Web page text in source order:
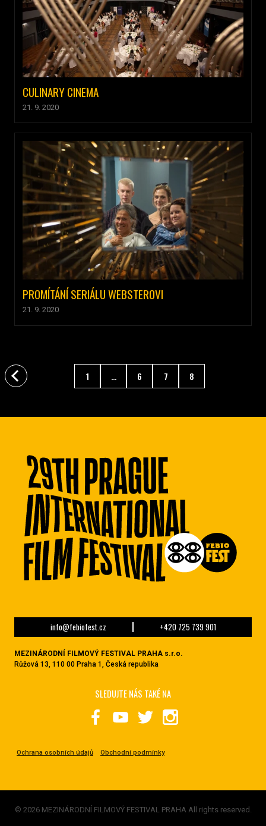
CULINARY CINEMA
21. 9. 2020
PROMÍTÁNÍ SERIÁLU WEBSTEROVI
21. 9. 2020
1 ... 6 7 8
info@febiofest.cz +420 725 739 901
MEZINÁRODNÍ FILMOVÝ FESTIVAL PRAHA s.r.o.
Růžová 13, 110 00 Praha 1, Česká republika
Ochrana osobních údajů Obchodní podmínky
SLEDUJTE NÁS TAKÉ NA
© 2026 MEZINÁRODNÍ FILMOVÝ FESTIVAL PRAHA All rights reserved.